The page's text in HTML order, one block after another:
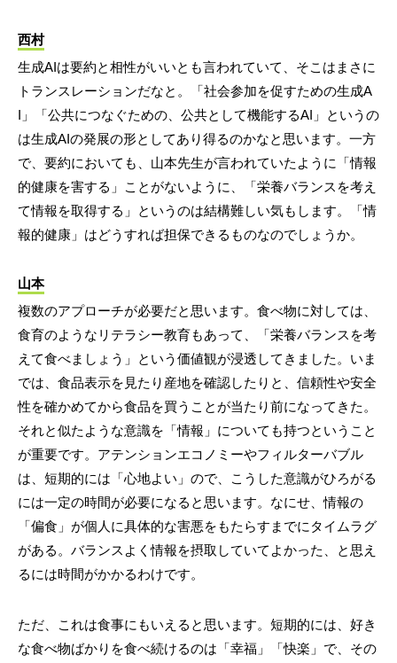
西村
生成AIは要約と相性がいいとも言われていて、そこはまさに
トランスレーションだなと。「社会参加を促すための生成A
I」「公共につなぐための、公共として機能するAI」というの
は生成AIの発展の形としてあり得るのかなと思います。一方
で、要約においても、山本先生が言われていたように「情報
的健康を害する」ことがないように、「栄養バランスを考え
て情報を取得する」というのは結構難しい気もします。「情
報的健康」はどうすれば担保できるものなのでしょうか。
山本
複数のアプローチが必要だと思います。食べ物に対しては、
食育のようなリテラシー教育もあって、「栄養バランスを考
えて食べましょう」という価値観が浸透してきました。いま
では、食品表示を見たり産地を確認したりと、信頼性や安全
性を確かめてから食品を買うことが当たり前になってきた。
それと似たような意識を「情報」についても持つということ
が重要です。アテンションエコノミーやフィルターバブル
は、短期的には「心地よい」ので、こうした意識がひろがる
には一定の時間が必要になると思います。なにせ、情報の
「偏食」が個人に具体的な害悪をもたらすまでにタイムラグ
がある。バランスよく情報を摂取していてよかった、と思え
るには時間がかかるわけです。
ただ、これは食事にもいえると思います。短期的には、好き
な食べ物ばかりを食べ続けるのは「幸福」「快楽」で、その